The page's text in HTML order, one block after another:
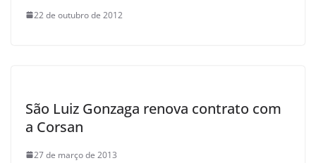
22 de outubro de 2012
São Luiz Gonzaga renova contrato com
a Corsan
27 de março de 2013